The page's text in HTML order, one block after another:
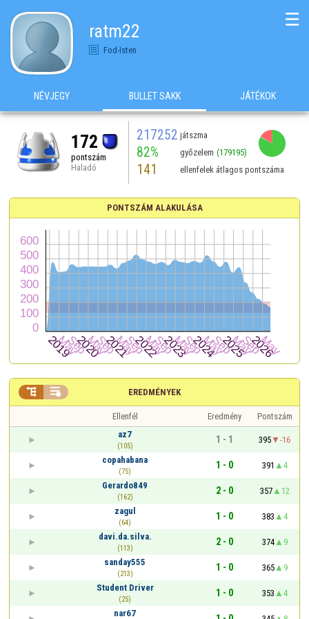
ratm22
Fod-Isten
☰
NÉVJEGY BULLET SAKK JÁTÉKOK
172
pontszám
Haladó
217252 játszma
82% győzelem (179195)
141 ellenfelek átlagos pontszáma
PONTSZÁM ALAKULÁSA
EREDMÉNYEK
 
Ellenfél Eredmény
Pontszám
az7
(105)
1 - 1 395
-16
copahabana
(75)
1 - 0 391
4
Gerardo849
(162)
2 - 0 357
12
zagul
(64)
1 - 0 383
4
davi.da.silva.
(113)
2 - 0 374
9
sanday555
(213)
1 - 0 365
9
Student Driver
(25)
1 - 0 353
4
nar67